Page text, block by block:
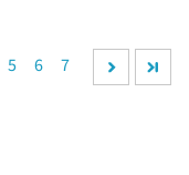
5 6 7